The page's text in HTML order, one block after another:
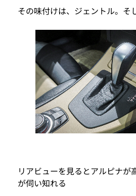
その味付けは、ジェントル。そ
リアビューを見るとアルピナが
が伺い知れる